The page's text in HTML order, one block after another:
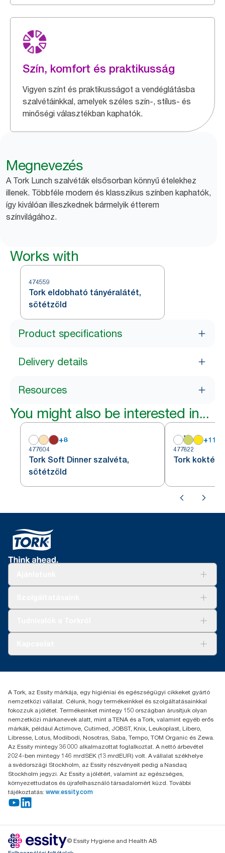
Szín, komfort és praktikusság
Vigyen színt és praktikusságot a vendéglátásba
szalvétáinkkal, amelyek széles szín-, stílus- és
minőségi választékban kaphatók.
Megnevezés
A Tork Lunch szalvéták elsősorban könnyű ételekhez
illenek. Többféle modern és klasszikus színben kaphatók,
így kiválóan illeszkednek bármelyik étterem
színvilágához.
Works with
474559
Tork eldobható tányéralátét,
sötétzöld
Product specifications
Delivery details
Resources
You might also be interested in...
+8
477604
Tork Soft Dinner szalvéta,
sötétzöld
+11
477822
Tork
+36 1 392 2176
H-1021 Budapest
Budakeszi út 51.
A Tork, az Essity márkája, egy higiéniai és egészségügyi cikkeket gyártó
nemzetközi vállalat. Célunk, hogy termékeinkkel és szolgáltatásainkkal
fokozzuk a jólétet. Termékeinket mintegy 150 országban árusítjuk olyan
nemzetközi márkanevek alatt, mint a TENA és a Tork, valamint egyéb erős
márkák, például Actimove, Cutimed, JOBST, Knix, Leukoplast, Libero,
Libresse, Lotus, Modibodi, Nosotras, Saba, Tempo, TOM Organic és Zewa.
Az Essity mintegy 36 000 alkalmazottat foglalkoztat. A nettó árbevétel
2024-ben mintegy 146 mrdSEK (13 mrdEUR) volt. A vállalat székhelye
a svédországi Stockholm, az Essity részvényeit pedig a Nasdaq
Stockholm jegyzi. Az Essity a jólétért, valamint az egészséges,
környezettudatos és újrafelhasználó társadalomért küzd. További
tájékoztatás: www.essity.com
© Essity Hygiene and Health AB